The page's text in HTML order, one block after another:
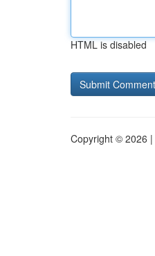
HTML is disabled
Copyright © 2026 |